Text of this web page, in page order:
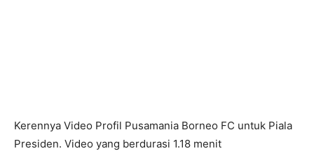
Kerennya Video Profil Pusamania Borneo FC untuk Piala
Presiden. Video yang berdurasi 1.18 menit